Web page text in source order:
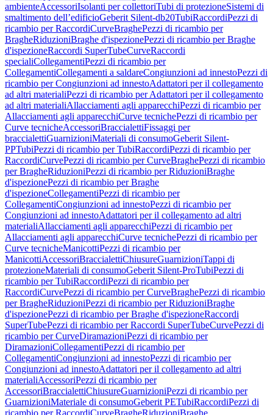
ambienteAccessoriIsolanti per collettoriTubi di protezioneSistemi di
smaltimento dell’edificioGeberit Silent-db20TubiRaccordiPezzi di
ricambio per RaccordiCurveBraghePezzi di ricambio per
BragheRiduzioniBraghe d'ispezionePezzi di ricambio per Braghe
d'ispezioneRaccordi SuperTubeCurveRaccordi
specialiCollegamentiPezzi di ricambio per
CollegamentiCollegamenti a saldareCongiunzioni ad innestoPezzi di
ricambio per Congiunzioni ad innestoAdattatori per il collegamento
ad altri materialiPezzi di ricambio per Adattatori per il collegamento
ad altri materialiAllacciamenti agli apparecchiPezzi di ricambio per
Allacciamenti agli apparecchiCurve tecnichePezzi di ricambio per
Curve tecnicheAccessoriBraccialettiFissaggi per
braccialettiGuarnizioniMateriali di consumoGeberit Silent-
PPTubiPezzi di ricambio per TubiRaccordiPezzi di ricambio per
RaccordiCurvePezzi di ricambio per CurveBraghePezzi di ricambio
per BragheRiduzioniPezzi di ricambio per RiduzioniBraghe
d'ispezionePezzi di ricambio per Braghe
d'ispezioneCollegamentiPezzi di ricambio per
CollegamentiCongiunzioni ad innestoPezzi di ricambio per
Congiunzioni ad innestoAdattatori per il collegamento ad altri
materialiAllacciamenti agli apparecchiPezzi di ricambio per
Allacciamenti agli apparecchiCurve tecnichePezzi di ricambio per
Curve tecnicheManicottiPezzi di ricambio per
ManicottiAccessoriBraccialettiChiusureGuarnizioniTappi di
protezioneMateriali di consumoGeberit Silent-ProTubiPezzi di
ricambio per TubiRaccordiPezzi di ricambio per
RaccordiCurvePezzi di ricambio per CurveBraghePezzi di ricambio
per BragheRiduzioniPezzi di ricambio per RiduzioniBraghe
d'ispezionePezzi di ricambio per Braghe d'ispezioneRaccordi
SuperTubePezzi di ricambio per Raccordi SuperTubeCurvePezzi di
ricambio per CurveDiramazioniPezzi di ricambio per
DiramazioniCollegamentiPezzi di ricambio per
CollegamentiCongiunzioni ad innestoPezzi di ricambio per
Congiunzioni ad innestoAdattatori per il collegamento ad altri
materialiAccessoriPezzi di ricambio per
AccessoriBraccialettiChiusureGuarnizioniPezzi di ricambio per
GuarnizioniMateriale di consumoGeberit PETubiRaccordiPezzi di
ricambio per RaccordiCurveBragheRiduzioniBraghe